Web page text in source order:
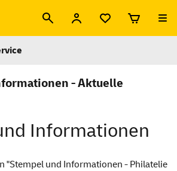
- Aktuelle
Informationen
"Stempel und Informationen - Philatelie